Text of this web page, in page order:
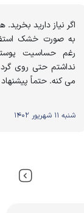
اگر نیاز دارید
به صورت خشک
رغم حساسیت
نداشتم حتی روی
می کنه. حتماً‌
شنبه 11 شهریور 1402